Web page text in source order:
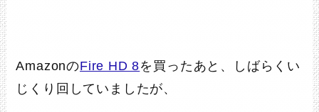
楽天市場で探す
AmazonのFire HD 8を買ったあと、しばらくい
じくり回していましたが、